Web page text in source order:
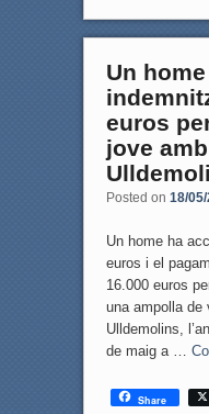
Un
euros
jove
Posted on 18/
Un home ha
euros i el
16.000 euros
una ampolla de
Ulldemolins,
de maig a …
Share